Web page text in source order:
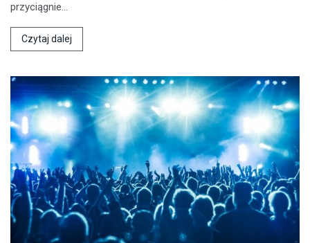
przyciągnie…
Czytaj dalej